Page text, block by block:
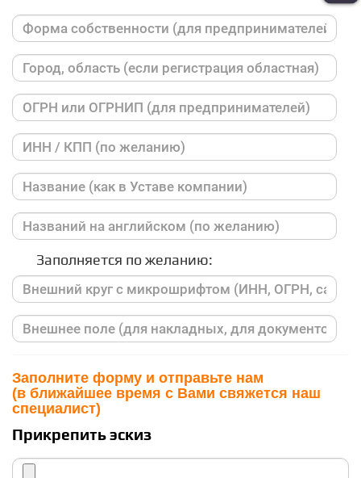
Заполняется по желанию:
Заполните форму и отправьте нам
(в ближайшее время с Вами свяжется наш
специалист)
Прикрепить эскиз